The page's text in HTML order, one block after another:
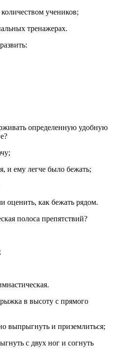
учеников;
тренажерах.
определенную удобную
и ему легче было бежать;
оценить, как бежать рядом.
полоса препятствий?
в высоту с прямого
выпрыгнуть и приземлиться;
с двух ног и согнуть